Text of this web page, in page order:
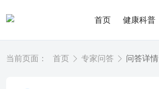
首页 健康科普
当前页面： 首页 专家问答 问答详情